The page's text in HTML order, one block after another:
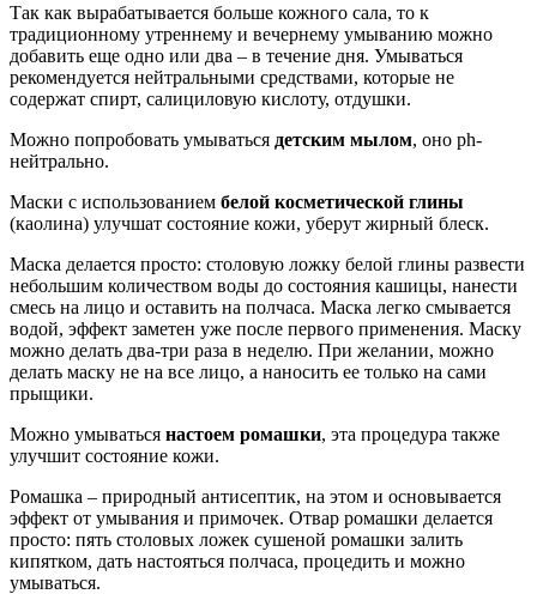
Так как вырабатывается больше кожного сала, то к
традиционному утреннему и вечернему умыванию можно
добавить еще одно или два – в течение дня. Умываться
рекомендуется нейтральными средствами, которые не
содержат спирт, салициловую кислоту, отдушки.
Можно попробовать умываться детским мылом, оно ph-
нейтрально.
Маски с использованием белой косметической глины
(каолина) улучшат состояние кожи, уберут жирный блеск.
Маска делается просто: столовую ложку белой глины развести
небольшим количеством воды до состояния кашицы, нанести
смесь на лицо и оставить на полчаса. Маска легко смывается
водой, эффект заметен уже после первого применения. Маску
можно делать два-три раза в неделю. При желании, можно
делать маску не на все лицо, а наносить ее только на сами
прыщики.
Можно умываться настоем ромашки, эта процедура также
улучшит состояние кожи.
Ромашка – природный антисептик, на этом и основывается
эффект от умывания и примочек. Отвар ромашки делается
просто: пять столовых ложек сушеной ромашки залить
кипятком, дать настояться полчаса, процедить и можно
умываться.